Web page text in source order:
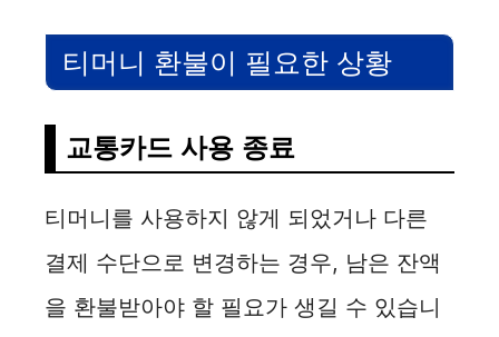
티머니 환불이 필요한 상황
교통카드 사용 종료
티머니를 사용하지 않게 되었거나 다른
결제 수단으로 변경하는 경우, 남은 잔액
을 환불받아야 할 필요가 생길 수 있습니